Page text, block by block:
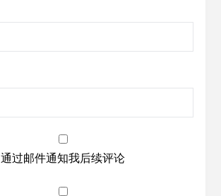
通过邮件通知我后续评论